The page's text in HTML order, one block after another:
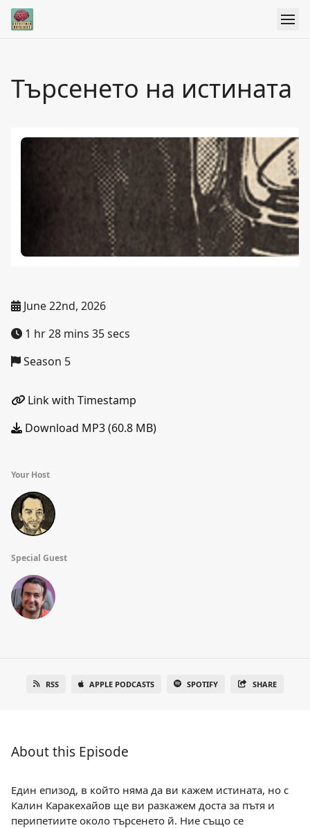
Търсенето на истината
June 22nd, 2026
1 hr 28 mins 35 secs
Season 5
Link with Timestamp
Download MP3 (60.8 MB)
Your Host
Special Guest
RSS APPLE PODCASTS SPOTIFY SHARE
About this Episode
Един епизод, в който няма да ви кажем истината, но с
Калин Каракехайов ще ви разкажем доста за пътя и
перипетиите около търсенето й. Ние също се